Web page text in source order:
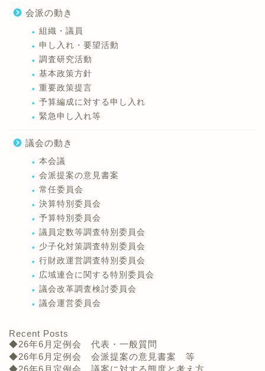
会派の動き
組織・議員
申し入れ・要望活動
調査研究活動
基本政策方針
重要政策提言
予算編成に対する申し入れ
緊急申し入れ等
議会の動き
本会議
会派提案の意見書案
常任委員会
決算特別委員会
予算特別委員会
議員定数等調査特別委員会
少子化対策調査特別委員会
行財政運営調査特別委員会
広域連合に関する特別委員会
議会改革調査検討委員会
議会運営委員会
Recent Posts
◆26年6月定例会 代表・一般質問
◆26年6月定例会 会派提案の意見書案 等
◆26年6月定例会 議案に対する態度と考え方